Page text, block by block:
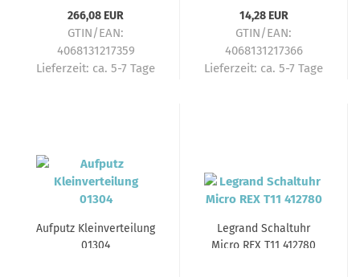
266,08 EUR
GTIN/EAN:
4068131217359
Lieferzeit: ca. 5-7 Tage
A.Tragschiene 04409
14,28 EUR
GTIN/EAN:
4068131217366
Lieferzeit: ca. 5-7 Tage
Aufputz Kleinverteilung
01304
Legrand Schaltuhr
Micro REX T11 412780